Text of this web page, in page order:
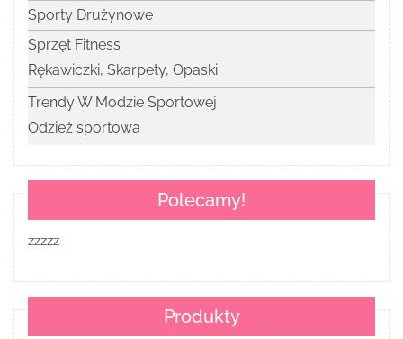
Sporty Drużynowe
Sprzęt Fitness
Rękawiczki, Skarpety, Opaski.
Trendy W Modzie Sportowej
Odzież sportowa
Polecamy!
zzzzz
Produkty